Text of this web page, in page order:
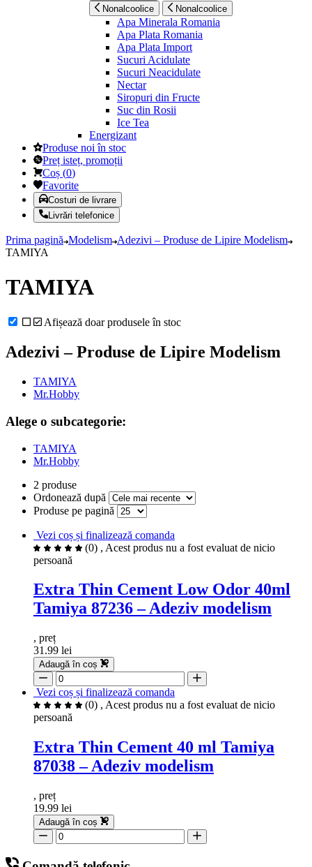
Nonalcoolice Nonalcoolice
Apa Minerala Romania
Apa Plata Romania
Apa Plata Import
Sucuri Acidulate
Sucuri Neacidulate
Nectar
Siropuri din Fructe
Suc din Rosii
Ice Tea
Energizant
Produse noi în stoc
Preț isteț, promoții
Coș (0)
Favorite
Costuri de livrare
Livrări telefonice
Prima pagină Modelism Adezivi – Produse de Lipire Modelism
TAMIYA
TAMIYA
Afișează doar produsele în stoc
Adezivi – Produse de Lipire Modelism
TAMIYA
Mr.Hobby
Alege o subcategorie:
TAMIYA
Mr.Hobby
2 produse
Ordonează după
Produse pe pagină
Vezi coș și finalizează comanda
(0) , Acest produs nu a fost evaluat de nicio
persoană
Extra Thin Cement Low Odor 40ml
Tamiya 87236 – Adeziv modelism
, preț
31.99 lei
Adaugă în coș
Vezi coș și finalizează comanda
(0) , Acest produs nu a fost evaluat de nicio
persoană
Extra Thin Cement 40 ml Tamiya
87038 – Adeziv modelism
, preț
19.99 lei
Adaugă în coș